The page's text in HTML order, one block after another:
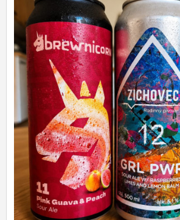
FÓRUM
STATUSY
BLOGY
OBRÁZKY
ĽUDIA
MÔJ PROFIL
NASTAVENIA
ROLETA